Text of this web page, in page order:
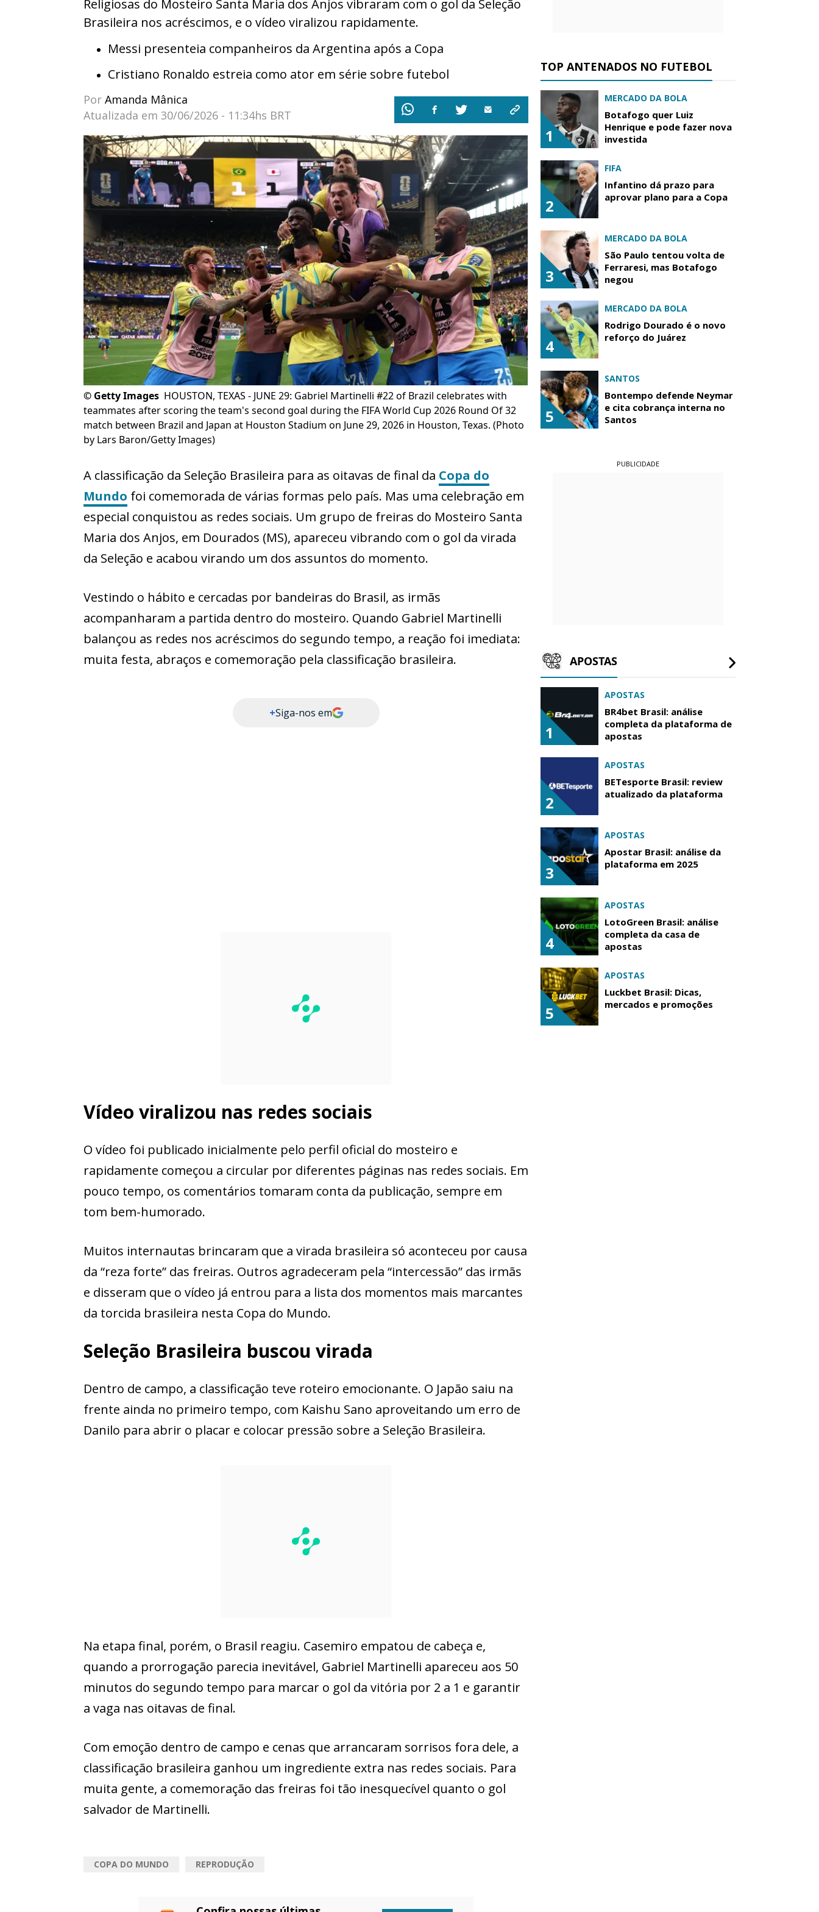
Religiosas do Mosteiro Santa Maria dos Anjos vibraram com o gol da Seleção
Brasileira nos acréscimos, e o vídeo viralizou rapidamente.
Messi presenteia companheiros da Argentina após a Copa
Cristiano Ronaldo estreia como ator em série sobre futebol
Por Amanda Mânica
Atualizada em 30/06/2026 - 11:34hs BRT
© Getty Images HOUSTON, TEXAS - JUNE 29: Gabriel Martinelli #22 of Brazil celebrates with
teammates after scoring the team's second goal during the FIFA World Cup 2026 Round Of 32
match between Brazil and Japan at Houston Stadium on June 29, 2026 in Houston, Texas. (Photo
by Lars Baron/Getty Images)
A classificação da Seleção Brasileira para as oitavas de final da Copa do
Mundo foi comemorada de várias formas pelo país. Mas uma celebração em
especial conquistou as redes sociais. Um grupo de freiras do Mosteiro Santa
Maria dos Anjos, em Dourados (MS), apareceu vibrando com o gol da virada
da Seleção e acabou virando um dos assuntos do momento.
Vestindo o hábito e cercadas por bandeiras do Brasil, as irmãs
acompanharam a partida dentro do mosteiro. Quando Gabriel Martinelli
balançou as redes nos acréscimos do segundo tempo, a reação foi imediata:
muita festa, abraços e comemoração pela classificação brasileira.
+Siga-nos em
Vídeo viralizou nas redes sociais
O vídeo foi publicado inicialmente pelo perfil oficial do mosteiro e
rapidamente começou a circular por diferentes páginas nas redes sociais. Em
pouco tempo, os comentários tomaram conta da publicação, sempre em
tom bem-humorado.
Muitos internautas brincaram que a virada brasileira só aconteceu por causa
da “reza forte” das freiras. Outros agradeceram pela “intercessão” das irmãs
e disseram que o vídeo já entrou para a lista dos momentos mais marcantes
da torcida brasileira nesta Copa do Mundo.
Seleção Brasileira buscou virada
Dentro de campo, a classificação teve roteiro emocionante. O Japão saiu na
frente ainda no primeiro tempo, com Kaishu Sano aproveitando um erro de
Danilo para abrir o placar e colocar pressão sobre a Seleção Brasileira.
Na etapa final, porém, o Brasil reagiu. Casemiro empatou de cabeça e,
quando a prorrogação parecia inevitável, Gabriel Martinelli apareceu aos 50
minutos do segundo tempo para marcar o gol da vitória por 2 a 1 e garantir
a vaga nas oitavas de final.
Com emoção dentro de campo e cenas que arrancaram sorrisos fora dele, a
classificação brasileira ganhou um ingrediente extra nas redes sociais. Para
muita gente, a comemoração das freiras foi tão inesquecível quanto o gol
salvador de Martinelli.
COPA DO MUNDO REPRODUÇÃO
TOP ANTENADOS NO FUTEBOL
1
MERCADO DA BOLA
Botafogo quer Luiz
Henrique e pode fazer nova
investida
2
FIFA
Infantino dá prazo para
aprovar plano para a Copa
3
MERCADO DA BOLA
São Paulo tentou volta de
Ferraresi, mas Botafogo
negou
4
MERCADO DA BOLA
Rodrigo Dourado é o novo
reforço do Juárez
5
SANTOS
Bontempo defende Neymar
e cita cobrança interna no
Santos
PUBLICIDADE
APOSTAS
1
APOSTAS
BR4bet Brasil: análise
completa da plataforma de
apostas
2
APOSTAS
BETesporte Brasil: review
atualizado da plataforma
3
APOSTAS
Apostar Brasil: análise da
plataforma em 2025
4
APOSTAS
LotoGreen Brasil: análise
completa da casa de
apostas
5
APOSTAS
Luckbet Brasil: Dicas,
mercados e promoções